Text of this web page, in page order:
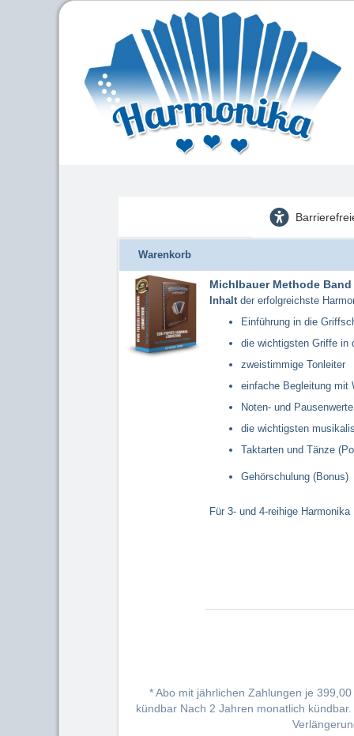
Warenkorb
Michlbauer Methode Band
Inhalt der erfolgreichste
Einführung in die
die wichtigsten Griffe in
zweistimmige Tonleiter
einfache Begleitung mit
Noten- und
die wichtigsten
Taktarten und Tänze
Gehörschulung (Bonus)
Für 3- und 4-reihige Harmonika
*Abo mit jährlichen Zahlungen je 399,00
kündbar Nach 2 Jahren monatlich kündbar.